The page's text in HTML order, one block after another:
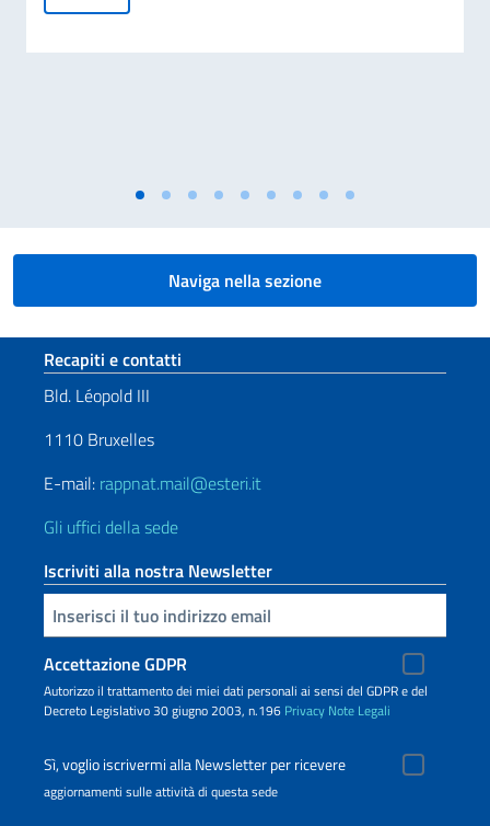
Naviga nella sezione
Sezione footer
Recapiti e contatti
Bld. Léopold III
1110 Bruxelles
E-mail: rappnat.mail@esteri.it
Gli uffici della sede
Iscriviti alla nostra Newsletter
Inserisci la tua email
Accettazione GDPR
Autorizzo il trattamento dei miei dati personali ai sensi del GDPR e del
Decreto Legislativo 30 giugno 2003, n.196 Privacy Note Legali
Sì, voglio iscrivermi alla Newsletter per ricevere
aggiornamenti sulle attività di questa sede